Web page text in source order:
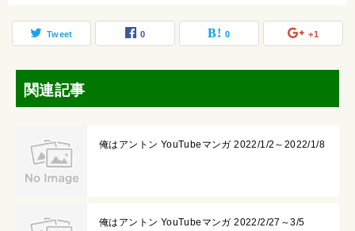
Tweet 0 0 +1
関連記事
俺はアントン YouTubeマンガ 2022/1/2～2022/1/8
俺はアントン YouTubeマンガ 2022/2/27～3/5